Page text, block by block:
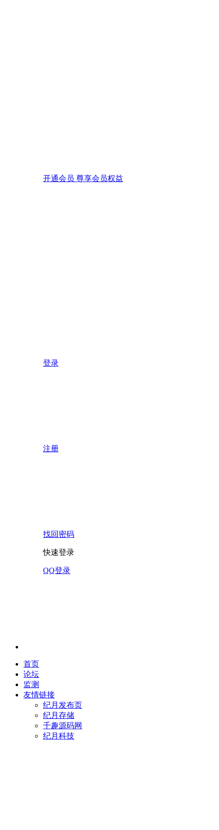
开通会员 尊享会员权益
登录
注册
找回密码
快速登录
QQ登录
首页
论坛
监测
友情链接
纪月发布页
纪月存储
千趣源码网
纪月科技